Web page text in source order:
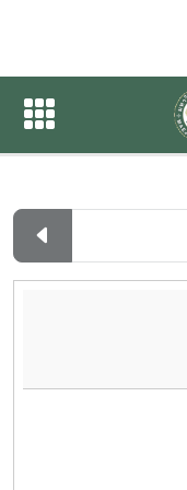
ปฏิทินกิจกร
ปฏิทินกิจกรรมขอ